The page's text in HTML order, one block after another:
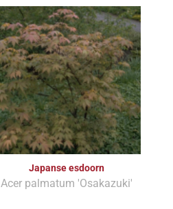
Japanse esdoorn
Acer palmatum 'Osakazuki'